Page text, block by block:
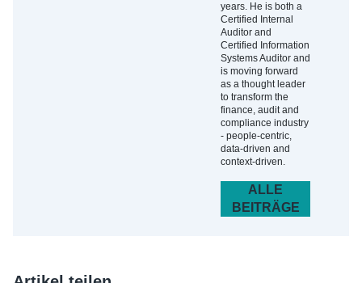
years. He is both a
Certified Internal
Auditor and
Certified Information
Systems Auditor and
is moving forward
as a thought leader
to transform the
finance, audit and
compliance industry
- people-centric,
data-driven and
context-driven.
ALLE
BEITRÄGE